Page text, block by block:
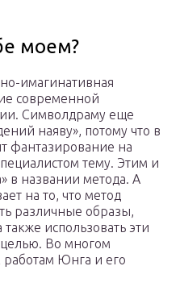
моем?
имагинативная
современной
Символдраму еще
наяву», потому что в
фантазирование на
тему. Этим и
в названии метода. А
на то, что метод
различные образы,
использовать эти
целью. Во многом
работам Юнга и его